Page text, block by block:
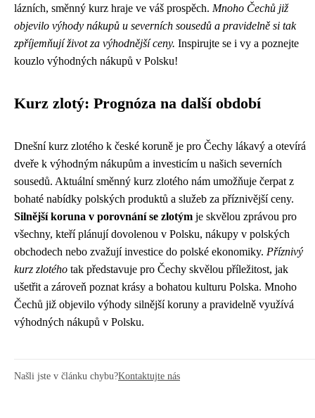
lázních, směnný kurz hraje ve váš prospěch. Mnoho Čechů již
objevilo výhody nákupů u severních sousedů a pravidelně si tak
zpříjemňují život za výhodnější ceny. Inspirujte se i vy a poznejte
kouzlo výhodných nákupů v Polsku!
Kurz zlotý: Prognóza na další období
Dnešní kurz zlotého k české koruně je pro Čechy lákavý a otevírá
dveře k výhodným nákupům a investicím u našich severních
sousedů. Aktuální směnný kurz zlotého nám umožňuje čerpat z
bohaté nabídky polských produktů a služeb za příznivější ceny.
Silnější koruna v porovnání se zlotým je skvělou zprávou pro
všechny, kteří plánují dovolenou v Polsku, nákupy v polských
obchodech nebo zvažují investice do polské ekonomiky. Příznivý
kurz zlotého tak představuje pro Čechy skvělou příležitost, jak
ušetřit a zároveň poznat krásy a bohatou kulturu Polska. Mnoho
Čechů již objevilo výhody silnější koruny a pravidelně využívá
výhodných nákupů v Polsku.
Našli jste v článku chybu?Kontaktujte nás